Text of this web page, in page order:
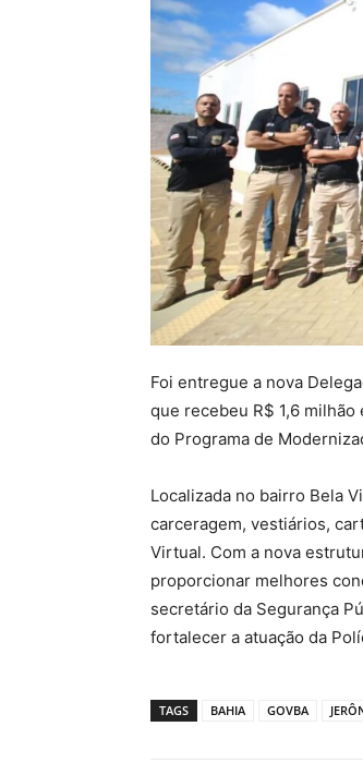
Foi entregue a nova
que recebeu R$ 1,6
do Programa de
Localizada no bairro Bela
carceragem, vestiários,
Virtual. Com a nova
proporcionar melhores
secretário da Segurança
fortalecer a atuação da
TAGS BAHIA GOVBA